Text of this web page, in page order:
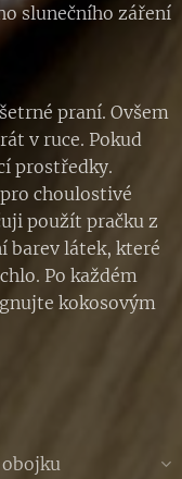
slunečního záření
praní. Ovšem
v ruce. Pokud
prostředky.
choulostivé
použít pračku z
barev látek, které
Po každém
kokosovým